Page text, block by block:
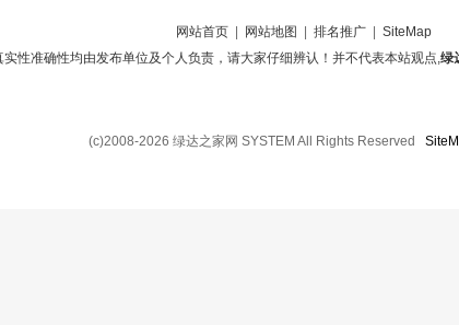
网站首页 网站地图 排名推广
SiteMap
性准确性均由发布单位及个人负责，请大家仔细辨认！并不代表本站观点,绿
(c)2008-2026 绿达之家网 SYSTEM All Rights Reserved